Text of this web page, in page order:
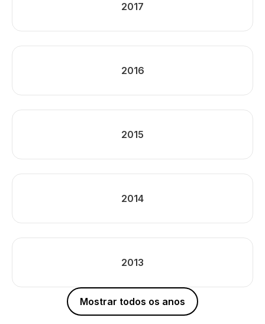
2017
2016
2015
2014
2013
Mostrar todos os anos